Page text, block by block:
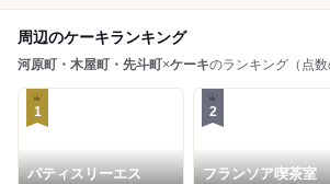
周辺のケーキランキング
河原町・木屋町・先斗町×ケーキのランキング（点数
1
パティスリーエス
2
フランソア喫茶室